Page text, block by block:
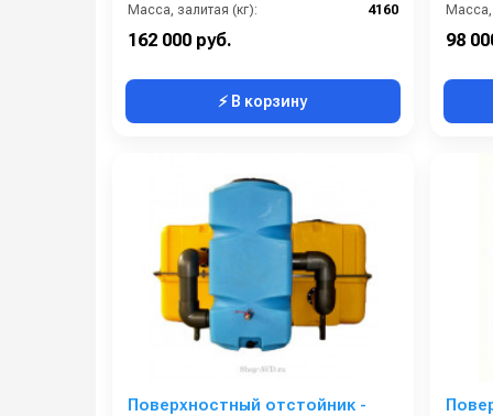
Масса, залитая (кг):
4160
162 000 руб.
⚡ В корзину
Масса,
98
Поверхностный отстойник -